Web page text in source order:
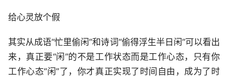
给心灵放个假
其实从成语“忙里偷闲”和诗词“偷得浮生半日闲”可以看出
来，真正要“闲”的不是工作状态而是工作心态，只有你
工作心态“闲”了，你才真正实现了时间自由，成为了时